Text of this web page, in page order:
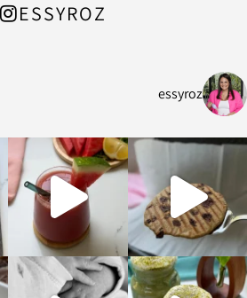
ESSYROZ
essyroz
החום המתקרב, הכנתי
ושיבולת שועל עשיר ומהמם שמתאים לארוח
וברוכה שיש בעולם
וקקאו מופלא ונימוח והכי אבל הכי טעים